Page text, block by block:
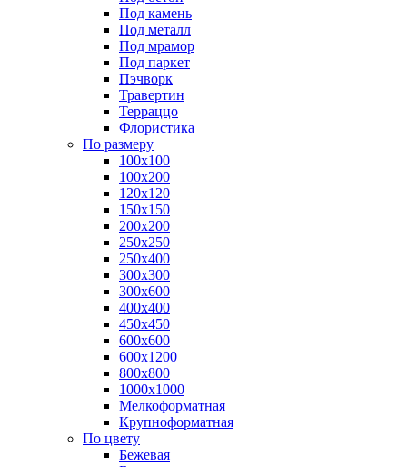
Под камень
Под металл
Под мрамор
Под паркет
Пэчворк
Травертин
Терраццо
Флористика
По размеру
100х100
100х200
120х120
150х150
200х200
250х250
250х400
300х300
300х600
400х400
450х450
600х600
600х1200
800х800
1000х1000
Мелкоформатная
Крупноформатная
По цвету
Бежевая